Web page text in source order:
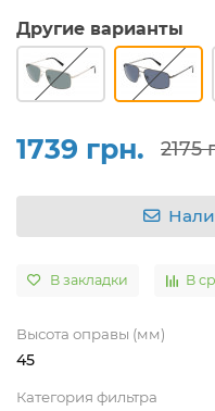
Другие варианты
1739 грн. 2175
В закладки В
Высота оправы (мм)
45
Категория фильтра